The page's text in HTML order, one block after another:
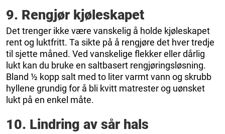
9. Rengjør kjøleskapet
Det trenger ikke være vanskelig å holde kjøleskapet
rent og luktfritt. Ta sikte på å rengjøre det hver tredje
til sjette måned. Ved vanskelige flekker eller dårlig
lukt kan du bruke en saltbasert rengjøringsløsning.
Bland ½ kopp salt med to liter varmt vann og skrubb
hyllene grundig for å bli kvitt matrester og uønsket
lukt på en enkel måte.
10. Lindring av sår hals